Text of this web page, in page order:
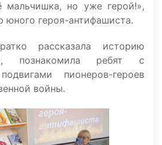
мальчишка, но уже герой!»,
героя-антифашиста.
рассказала историю
познакомила ребят с
пионеров-героев
войны.